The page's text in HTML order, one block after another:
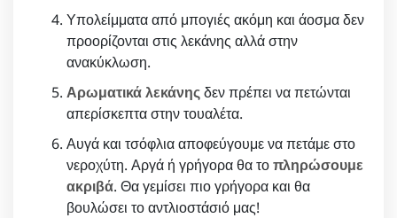
Υπολείμματα από μπογιές ακόμη και άοσμα δεν
προορίζονται στις λεκάνης αλλά στην
ανακύκλωση.
Αρωματικά λεκάνηςδεν πρέπει να πετώνται
απερίσκεπτα στην τουαλέτα.
Αυγά και τσόφλια αποφεύγουμε να πετάμε στο
νεροχύτη. Αργά ή γρήγορα θα τοπληρώσουμε
ακριβά. Θα γεμίσει πιο γρήγορα και θα
βουλώσει το αντλιοστάσιό μας!